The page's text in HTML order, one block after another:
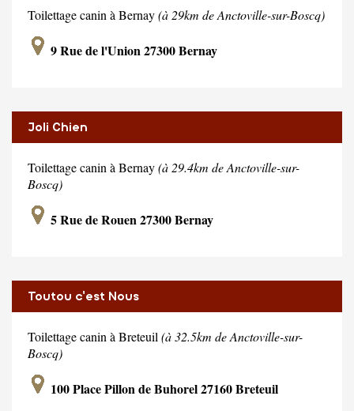
Toilettage canin à Bernay(à 29km de Anctoville-sur-Boscq)
9 Rue de l'Union 27300 Bernay
Joli Chien
Toilettage canin à Bernay(à 29.4km de Anctoville-sur-
Boscq)
5 Rue de Rouen 27300 Bernay
Toutou c'est Nous
Toilettage canin à Breteuil (à 32.5km de Anctoville-sur-
Boscq)
100 Place Pillon de Buhorel 27160 Breteuil